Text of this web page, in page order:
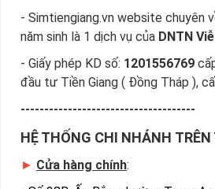
- Simtiengiang.vn website chuyên
năm sinh là 1 dịch vụ của DNTN
- Giấy phép KD số: 1201556769
đầu tư Tiền Giang ( Đồng Tháp ),
-------------------------------------
HỆ THỐNG CHI NHÁNH
► Cửa hàng chính: